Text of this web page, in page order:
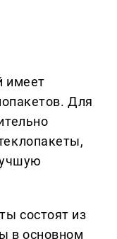
имеет
Для
состоят из
в основном